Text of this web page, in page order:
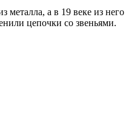
металла, а в 19 веке из него
цепочки со звеньями.